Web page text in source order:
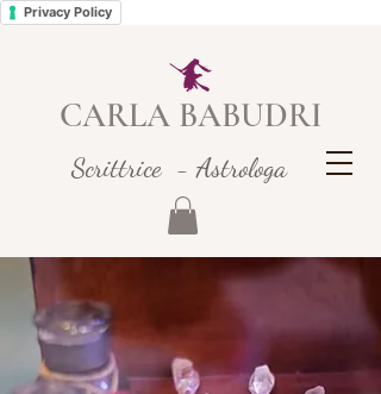
Privacy Policy
CARLA BABUDRI
Scrittrice - Astrologa